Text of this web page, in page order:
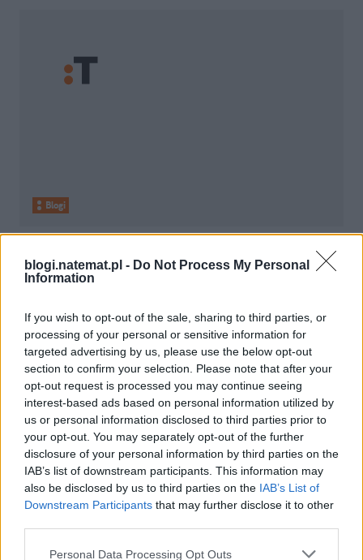
blogi.natemat.pl - Do Not Process My Personal
Information
If you wish to opt-out of the sale, sharing to third parties, or
processing of your personal or sensitive information for
targeted advertising by us, please use the below opt-out
section to confirm your selection. Please note that after your
opt-out request is processed you may continue seeing
interest-based ads based on personal information utilized by
us or personal information disclosed to third parties prior to
your opt-out. You may separately opt-out of the further
disclosure of your personal information by third parties on the
IAB’s list of downstream participants. This information may
also be disclosed by us to third parties on the IAB’s List of
Downstream Participants that may further disclose it to other
Personal Data Processing Opt Outs
Blogi
Zgasł znicz